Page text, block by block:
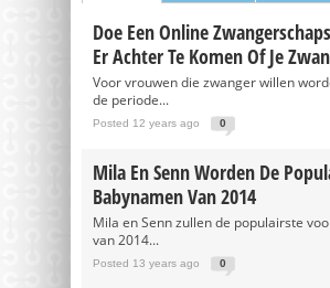
Doe Een Online
Er Achter Te Komen Of Je
Voor vrouwen die zwanger willen
de periode...
Posted 12 years ago 0
Mila En Senn Worden De
Babynamen Van 2014
Mila en Senn zullen de populairste
van 2014...
Posted 13 years ago 0